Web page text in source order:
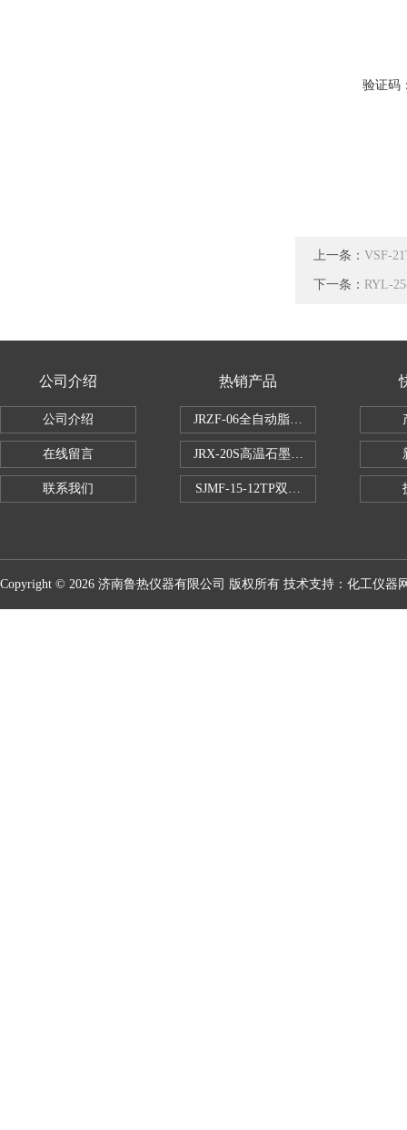
验证码
上一条： VSF-
下一条： RYL-
公司介绍
公司介绍
在线留言
联系我们
热销产品
JRZF-06全自动脂肪测定仪
JRX-20S高温石墨消煮炉
SJMF-15-12TP双托盘自动升降炉
Copyright © 2026 济南鲁热仪器有限公司 版权所有 技术支持： 化工仪器